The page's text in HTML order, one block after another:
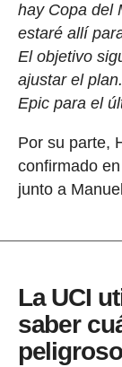
hay Copa del
estaré allí
El objetivo
ajustar el
Epic para el
Por su parte,
confirmado
junto a
La UCI
saber